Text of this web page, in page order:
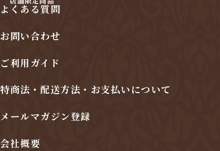
よくある質問
お問い合わせ
ご利用ガイド
特商法・配送方法・お支払いについて
メールマガジン登録
会社概要